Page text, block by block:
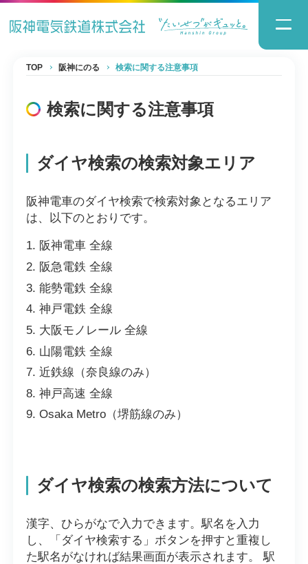
TOP 阪神にのる 検索に関する注意事項
検索に関する注意事項
ダイヤ検索の検索対象エリア
阪神電車のダイヤ検索で検索対象となるエリア
は、以下のとおりです。
阪神電車 全線
阪急電鉄 全線
能勢電鉄 全線
神戸電鉄 全線
大阪モノレール 全線
山陽電鉄 全線
近鉄線（奈良線のみ）
神戸高速 全線
Osaka Metro（堺筋線のみ）
ダイヤ検索の検索方法について
漢字、ひらがなで入力できます。駅名を入力
し、「ダイヤ検索する」ボタンを押すと重複し
た駅名がなければ結果画面が表示されます。 駅